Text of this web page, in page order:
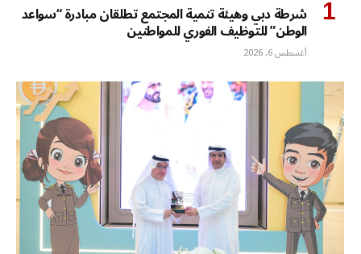
شرطة دبي وهيئة تنمية المجتمع تطلقان مبادرة “سواعد
الوطن” للتوظيف الفوري للمواطنين
أغسطس 6, 2026